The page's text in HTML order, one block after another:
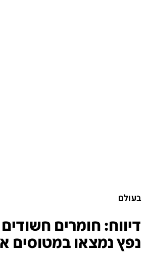
בעולם
דיווח: חומרים
נפץ נמצאו במטוסים